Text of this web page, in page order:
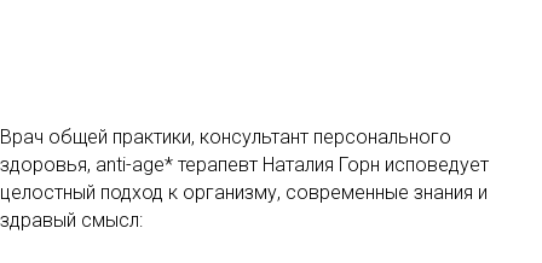
Врач общей практики, консультант персонального
здоровья, anti-age* терапевт Наталия Горн исповедует
целостный подход к организму, современные знания и
здравый смысл: